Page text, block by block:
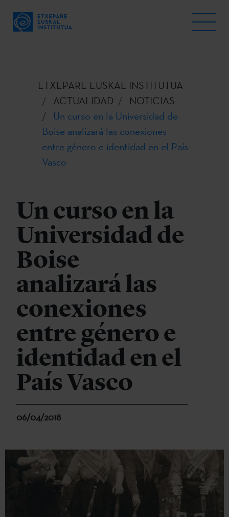
ETXEPARE EUSKAL INSTITUTUA
ACTUALIDAD
NOTICIAS
Un curso en la Universidad de
Boise analizará las conexiones
entre género e identidad en el País
Vasco
Un curso en la
Universidad de
Boise
analizará las
conexiones
entre género e
identidad en el
País Vasco
06/04/2018